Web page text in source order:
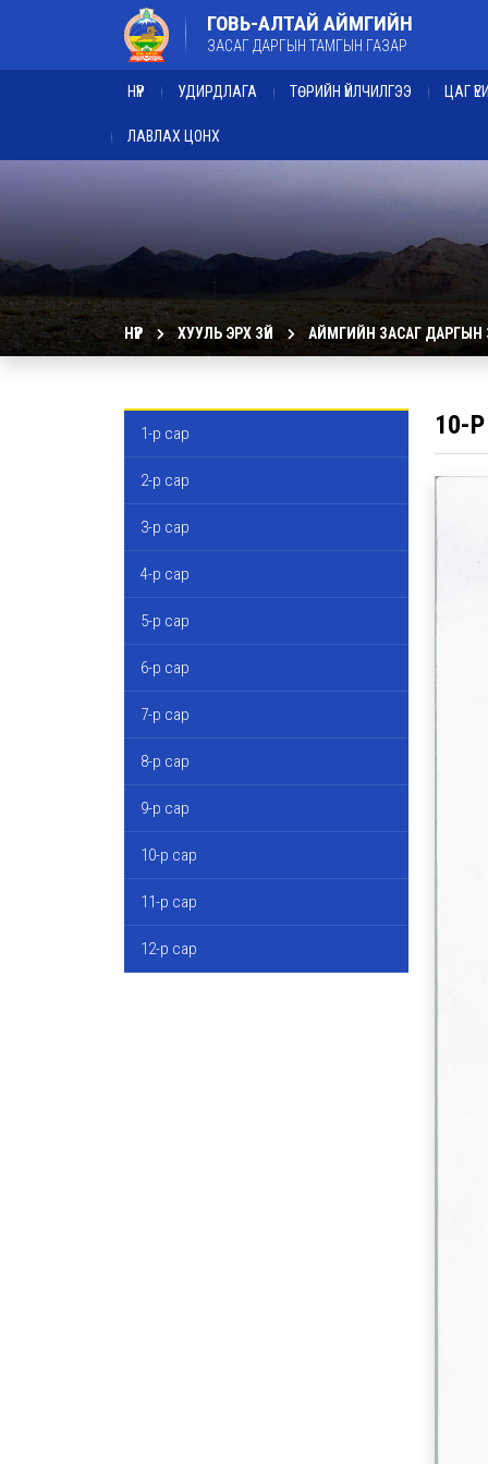
ГОВЬ-АЛТАЙ АЙМГИЙН
ЗАСАГ ДАРГЫН ТАМГЫН ГАЗАР
НҮҮР УДИРДЛАГА ТӨРИЙН ҮЙЛЧИЛГЭЭ ЦАГ
ЛАВЛАХ ЦОНХ
НҮҮР ХУУЛЬ ЭРХ ЗҮЙ АЙМГИЙН ЗАСАГ
1-р сар
2-р сар
3-р сар
4-р сар
5-р сар
6-р сар
7-р сар
8-р сар
9-р сар
10-р сар
11-р сар
12-р сар
10-